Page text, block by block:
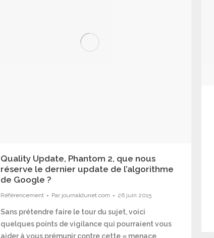
Quality Update, Phantom 2, que nous
réserve le dernier update de l’algorithme
de Google ?
Référencement Par journaldunet.com 26 juin 2015
Sans prétendre faire le tour du sujet, voici
quelques points de vigilance qui pourraient vous
aider à vous prémunir contre cette « menace